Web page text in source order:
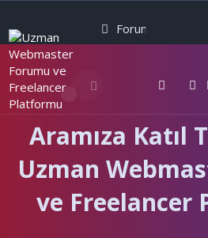
Forumlar
Aramıza Katıl
Uzman
ve Freelancer